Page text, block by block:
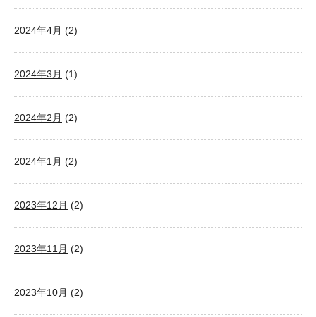
2024年4月 (2)
2024年3月 (1)
2024年2月 (2)
2024年1月 (2)
2023年12月 (2)
2023年11月 (2)
2023年10月 (2)